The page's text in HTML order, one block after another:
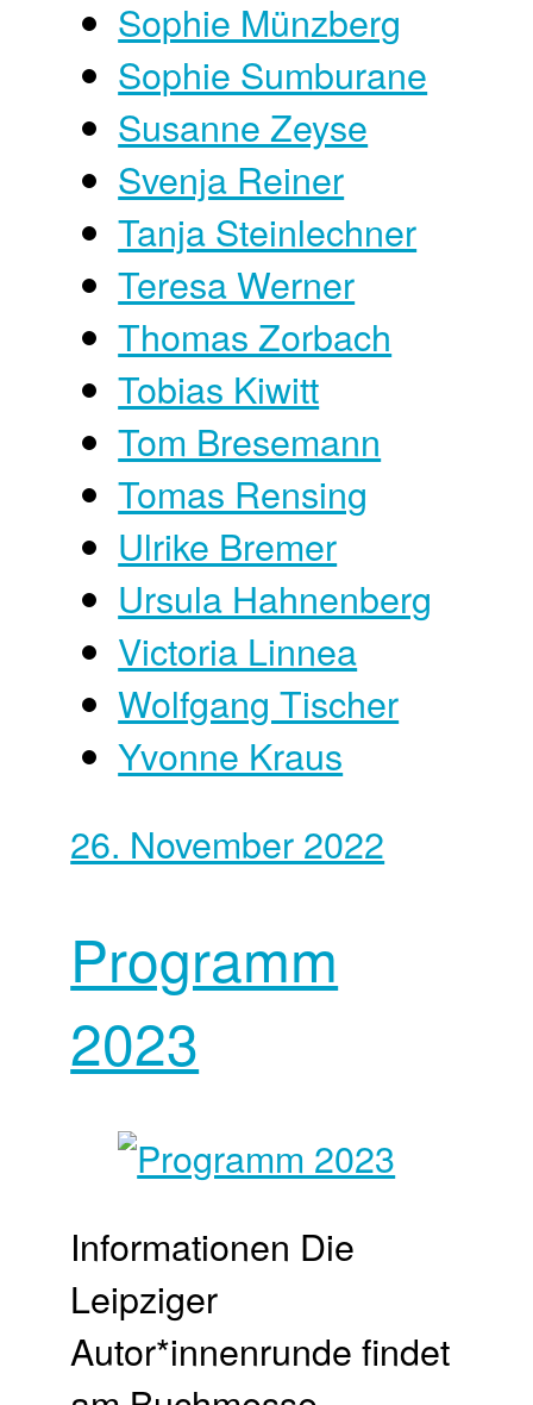
Sophie Münzberg
Sophie Sumburane
Susanne Zeyse
Svenja Reiner
Tanja Steinlechner
Teresa Werner
Thomas Zorbach
Tobias Kiwitt
Tom Bresemann
Tomas Rensing
Ulrike Bremer
Ursula Hahnenberg
Victoria Linnea
Wolfgang Tischer
Yvonne Kraus
26. November 2022
Programm
2023
Informationen Die
Leipziger
Autor*innenrunde findet